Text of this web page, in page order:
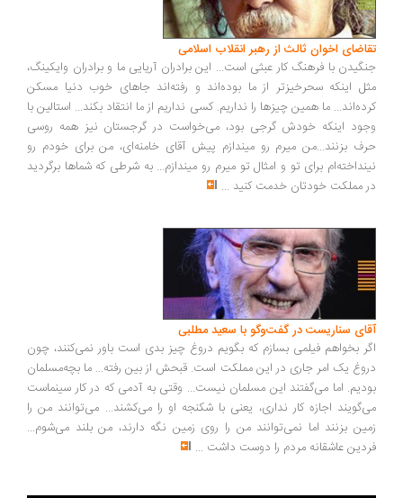
اخوان ثالث از رهبر انقلاب اسلامی
با فرهنگ کار عبثی است... این برادران آریایی ما و برادران وایکینگ،
اینکه سحرخیزتر از ما بوده‌اند و رفته‌اند جاهای خوب دنیا مسکن
ما همین چیزها را نداریم. کسی نداریم از ما انتقاد بکند... استالین با
اینکه خودش گرجی بود، می‌خواست در گرجستان نیز همه روسی
بزنند...من میرم رو میندازم پیش آقای خامنه‌ای، من برای خودم رو
برای تو و امثال تو میرم رو میندازم... به شرطی که شماها برگردید
مملکت خودتان خدمت کنید...
سناریست در گفت‌وگو با سعید مطلبی
بخواهم فیلمی بسازم که بگویم دروغ چیز بدی است باور نمی‌کنند، چون
یک امر جاری در این مملکت است. قبحش از بین رفته... ما بچه‌مسلمان
اما می‌گفتند این مسلمان نیست... وقتی به آدمی که در کار سینماست
اجازه کار نداری، یعنی با شکنجه او را می‌کشند... می‌توانند من را
بزنند اما نمی‌توانند من را روی زمین نگه دارند، من بلند می‌شوم...
عاشقانه مردم را دوست داشت ...